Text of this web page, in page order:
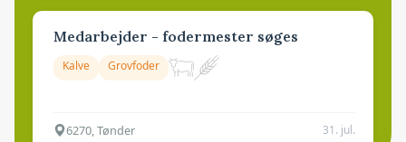
Medarbejder - fodermester søges
Kalve Grovfoder
6270, Tønder 31. jul.